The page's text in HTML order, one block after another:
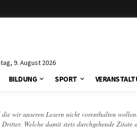
9. August 2026
BILDUNG SPORT
wir unseren Lesern nicht vorenthalten
Welche damit stets durchgehende Zitate